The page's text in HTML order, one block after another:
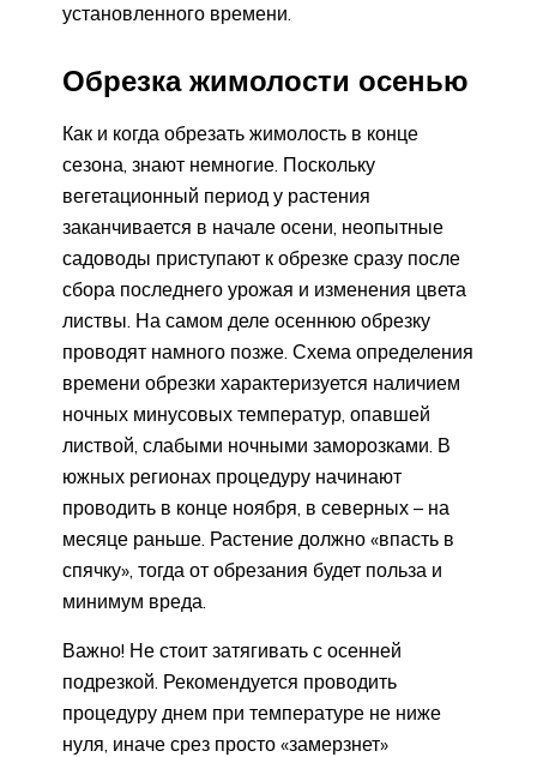
установленного времени.
Обрезка жимолости осенью
Как и когда обрезать жимолость в конце
сезона, знают немногие. Поскольку
вегетационный период у растения
заканчивается в начале осени, неопытные
садоводы приступают к обрезке сразу после
сбора последнего урожая и изменения цвета
листвы. На самом деле осеннюю обрезку
проводят намного позже. Схема определения
времени обрезки характеризуется наличием
ночных минусовых температур, опавшей
листвой, слабыми ночными заморозками. В
южных регионах процедуру начинают
проводить в конце ноября, в северных – на
месяце раньше. Растение должно «впасть в
спячку», тогда от обрезания будет польза и
минимум вреда.
Важно! Не стоит затягивать с осенней
подрезкой. Рекомендуется проводить
процедуру днем при температуре не ниже
нуля, иначе срез просто «замерзнет»